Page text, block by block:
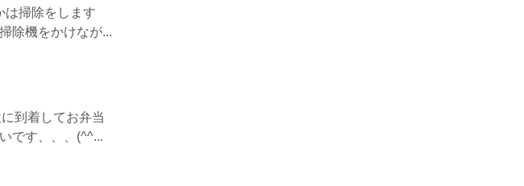
は掃除をします
除機をかけなが...
到着してお弁当
です、、、(^^...